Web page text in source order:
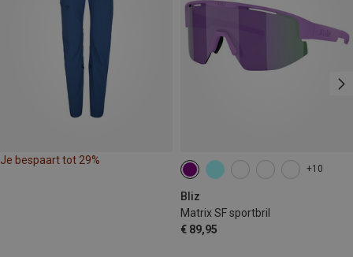
Je bespaart tot 29%
+10
Bliz
Matrix SF sportbril
€ 89,95